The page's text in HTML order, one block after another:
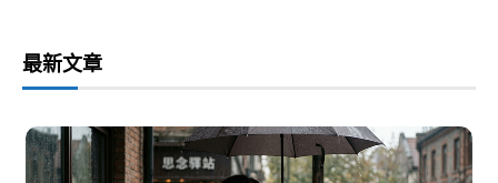
最新文章